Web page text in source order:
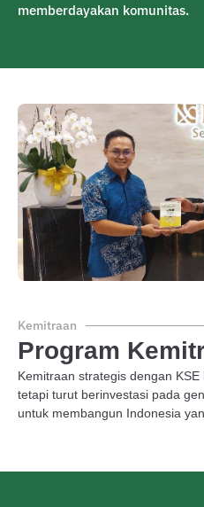
memberdayakan komunitas.
Kemitraan
Program
Kemitraan strategis dengan
tetapi turut berinvestasi pada
untuk membangun Indonesia